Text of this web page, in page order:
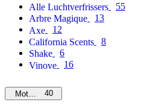
Alle Luchtverfrissers
55
Arbre Magique
13
Axe
12
California Scents
8
Shake
6
Vinove
16
Motorolie40